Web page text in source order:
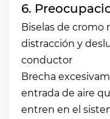
6.
Biselas de cromo
distracción y
conductor
Brecha
entrada de aire
entren en el